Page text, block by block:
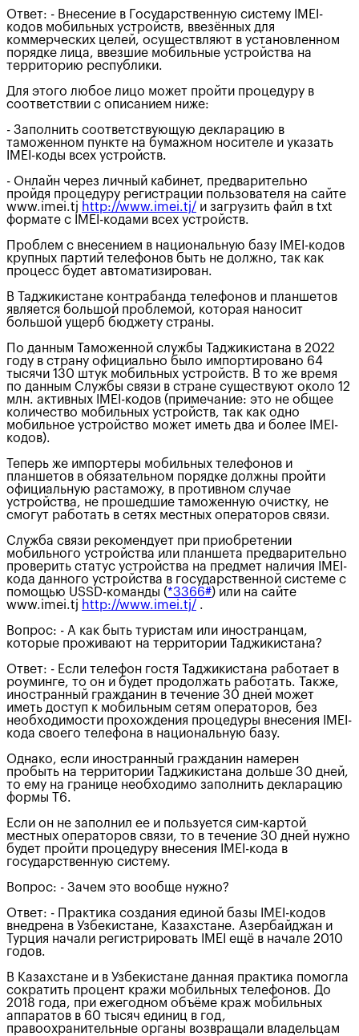
Ответ: - Внесение в Государственную систему IMEI-
кодов мобильных устройств, ввезённых для
коммерческих целей, осуществляют в установленном
порядке лица, ввезшие мобильные устройства на
территорию республики.
Для этого любое лицо может пройти процедуру в
соответствии с описанием ниже:
- Заполнить соответствующую декларацию в
таможенном пункте на бумажном носителе и указать
IMEI-коды всех устройств.
- Онлайн через личный кабинет, предварительно
пройдя процедуру регистрации пользователя на сайте
www.imei.tj http://www.imei.tj/ и загрузить файл в txt
формате с IMEI-кодами всех устройств.
Проблем с внесением в национальную базу IMEI-кодов
крупных партий телефонов быть не должно, так как
процесс будет автоматизирован.
В Таджикистане контрабанда телефонов и планшетов
является большой проблемой, которая наносит
большой ущерб бюджету страны.
По данным Таможенной службы Таджикистана в 2022
году в страну официально было импортировано 64
тысячи 130 штук мобильных устройств. В то же время
по данным Службы связи в стране существуют около 12
млн. активных IMEI-кодов (примечание: это не общее
количество мобильных устройств, так как одно
мобильное устройство может иметь два и более IMEI-
кодов).
Теперь же импортеры мобильных телефонов и
планшетов в обязательном порядке должны пройти
официальную растаможу, в противном случае
устройства, не прошедшие таможенную очистку, не
смогут работать в сетях местных операторов связи.
Служба связи рекомендует при приобретении
мобильного устройства или планшета предварительно
проверить статус устройства на предмет наличия IMEI-
кода данного устройства в государственной системе с
помощью USSD-команды (*3366#) или на сайте
www.imei.tj http://www.imei.tj/ .
Вопрос: - А как быть туристам или иностранцам,
которые проживают на территории Таджикистана?
Ответ: - Если телефон гостя Таджикистана работает в
роуминге, то он и будет продолжать работать. Также,
иностранный гражданин в течение 30 дней может
иметь доступ к мобильным сетям операторов, без
необходимости прохождения процедуры внесения IMEI-
кода своего телефона в национальную базу.
Однако, если иностранный гражданин намерен
пробыть на территории Таджикистана дольше 30 дней,
то ему на границе необходимо заполнить декларацию
формы Т6.
Если он не заполнил ее и пользуется сим-картой
местных операторов связи, то в течение 30 дней нужно
будет пройти процедуру внесения IMEI-кода в
государственную систему.
Вопрос: - Зачем это вообще нужно?
Ответ: - Практика создания единой базы IMEI-кодов
внедрена в Узбекистане, Казахстане. Азербайджан и
Турция начали регистрировать IMEI ещё в начале 2010
годов.
В Казахстане и в Узбекистане данная практика помогла
сократить процент кражи мобильных телефонов. До
2018 года, при ежегодном объёме краж мобильных
аппаратов в 60 тысяч единиц в год,
правоохранительные органы возвращали владельцам